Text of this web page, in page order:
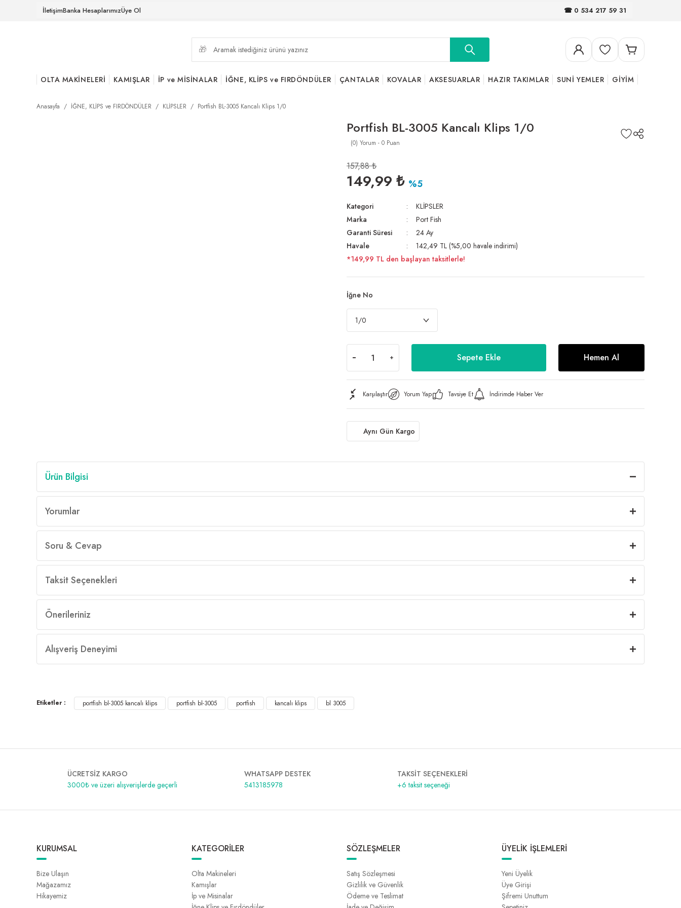
İletişimBanka HesaplarımızÜye Ol ☎ 0 534 217 59 31
OLTA MAKİNELERİ KAMIŞLAR İP ve MİSİNALAR İĞNE, KLİPS ve FIRDÖNDÜLER ÇANTALAR KOVALAR AKSESUARLAR HAZIR TAKIMLAR SUNİ YEMLER GİYİM
Anasayfa İĞNE, KLİPS ve FIRDÖNDÜLER KLİPSLER Portfish BL-3005 Kancalı Klips 1/0
Portfish BL-3005 Kancalı Klips 1/0
(0) Yorum - 0 Puan
157,88 ₺
149,99 ₺ %5
Kategori
KLİPSLER
Marka
Port Fish
Garanti Süresi
24 Ay
Havale
142,49 TL (%5,00 havale indirimi)
*149,99 TL den başlayan taksitlerle!
İğne No
Sepete Ekle Hemen Al
Karşılaştır Yorum Yap Tavsiye Et İndirimde Haber Ver
Aynı Gün Kargo
Ürün Bilgisi
Yorumlar
Soru & Cevap
Taksit Seçenekleri
Önerileriniz
Alışveriş Deneyimi
Etiketler : portfish bl-3005 kancalı klips portfish bl-3005 portfish kancalı klips bl 3005
ÜCRETSİZ KARGO
3000₺ ve üzeri alışverişlerde geçerli
WHATSAPP DESTEK
5413185978
TAKSİT SEÇENEKLERİ
+6 taksit seçeneği
KURUMSAL
Bize Ulaşın
Mağazamız
Hikayemiz
KATEGORİLER
Olta Makineleri
Kamışlar
İp ve Misinalar
SÖZLEŞMELER
Satış Sözleşmesi
Gizlilik ve Güvenlik
Ödeme ve Teslimat
ÜYELİK İŞLEMLERİ
Yeni Üyelik
Üye Girişi
Şifremi Unuttum